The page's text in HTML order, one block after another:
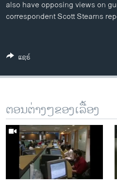
ລາຍການກະຈາຍສຽງ
ລາຍງານ
ຕິດຕາມພວກເຮົາ ທີ່
ພາສາຕ່າງໆ
also have opposing views on
correspondent Scott Stearns
ແຊຣ໌
ຕອນຕ່າງໆຂອງເລື້ອງ